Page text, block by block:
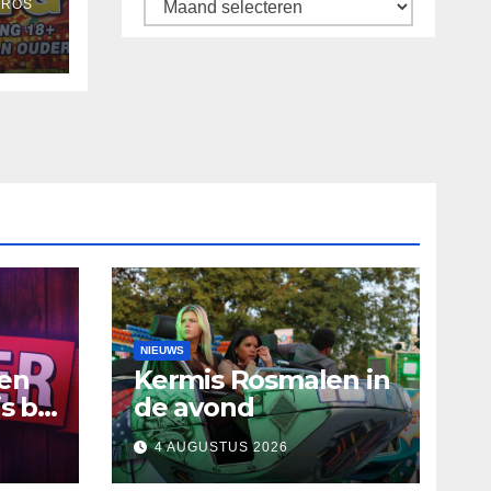
bij
NIEUWS
Kermis Rosmalen in
de avond
4 AUGUSTUS 2026